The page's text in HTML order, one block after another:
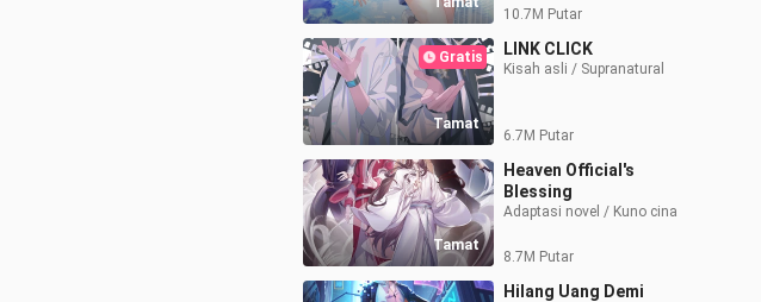
10.7M Putar
Tamat
Gratis LINK CLICK
Kisah asli / Supranatural
6.7M Putar
Tamat
Heaven Official's
Blessing
Adaptasi novel / Kuno cina
8.7M Putar
Hilang Uang Demi